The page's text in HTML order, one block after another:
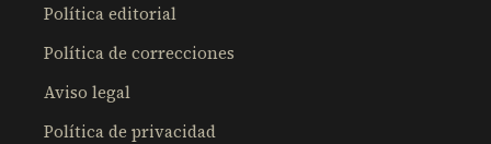
Política editorial
Política de correcciones
Aviso legal
Política de privacidad